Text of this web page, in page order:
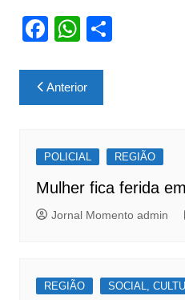
F
c
e
o
o
k
W
at
s
p
p
S
Navegação
de
Anterior
POLICIAL REGIÃO
Mulher fica ferida
Jornal Momento admin
REGIÃO SOCIAL,